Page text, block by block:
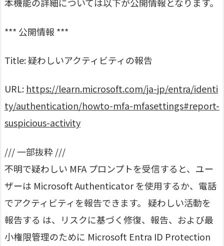
本機能の詳細については以下が公開情報となります。
*** 公開情報 ***
Title: 疑わしいアクティビティの報告
URL: https://learn.microsoft.com/ja-jp/entra/identi
ty/authentication/howto-mfa-mfasettings#report-
suspicious-activity
/// 一部抜粋 ///
不明で疑わしい MFA プロンプトを受信すると、ユー
ザーは Microsoft Authenticator を使用するか、電話
でアクティビティを報告できます。 疑わしい活動を
報告する は、リスクに基づく修復、報告、および最
小権限管理のために Microsoft Entra ID Protection